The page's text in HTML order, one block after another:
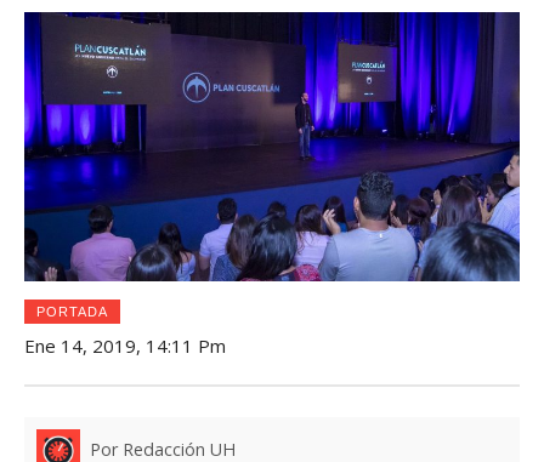
PORTADA
Ene 14, 2019, 14:11 Pm
Por Redacción UH